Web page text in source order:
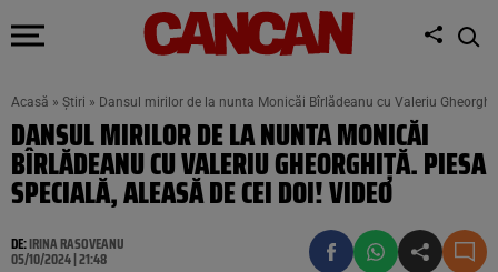
Acasă » Știri » Dansul mirilor de la nunta Monicăi Bîrlădeanu cu Valeriu
DANSUL MIRILOR DE LA NUNTA MONICĂI
BÎRLĂDEANU CU VALERIU GHEORGHIȚĂ. PIESA
SPECIALĂ, ALEASĂ DE CEI DOI! VIDEO
DE:IRINA RASOVEANU
05/10/2024 | 21:48